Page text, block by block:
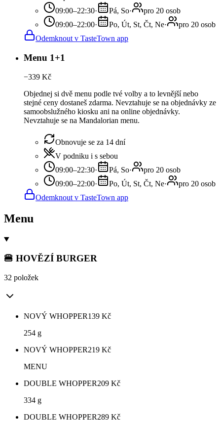
09:00–22:30· Pá, So·
pro 20 osob
09:00–22:00· Po, Út, St, Čt, Ne·
pro 20 osob
Odemknout v TasteTown app
Menu 1+1
−339 Kč
Objednej si dvě menu podle tvé volby a to levnější nebo
stejné ceny dostaneš zdarma. Nevztahuje se na objednávky ze
samoobslužného kiosku ani na online objednávky.
Nevztahuje se na Mandalorian menu.
Obnovuje se za 14 dní
V podniku i s sebou
09:00–22:30· Pá, So·
pro 20 osob
09:00–22:00· Po, Út, St, Čt, Ne·
pro 20 osob
Odemknout v TasteTown app
Menu
🍔 HOVĚZÍ BURGER
32 položek
NOVÝ WHOPPER139 Kč
254 g
NOVÝ WHOPPER219 Kč
MENU
DOUBLE WHOPPER209 Kč
334 g
DOUBLE WHOPPER289 Kč